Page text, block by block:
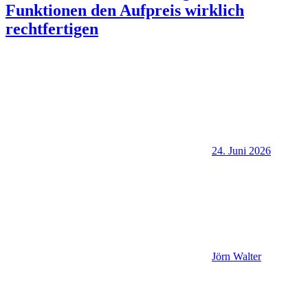
Funktionen den Aufpreis wirklich
rechtfertigen
24. Juni 2026
Jörn Walter